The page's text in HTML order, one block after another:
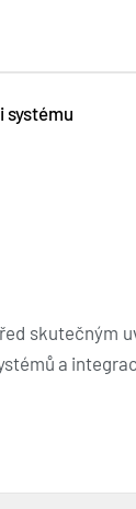
systému
skutečným
a